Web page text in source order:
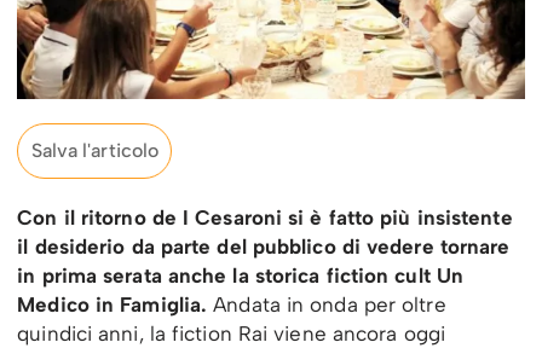
Salva l'articolo
Con il ritorno de I Cesaroni si è fatto più insistente
il desiderio da parte del pubblico di vedere tornare
in prima serata anche la storica fiction cult Un
Medico in Famiglia.Andata in onda per oltre
quindici anni, la fiction Rai viene ancora oggi